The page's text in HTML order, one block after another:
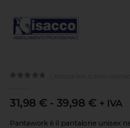
31,98 € - 39,98 € + IVA
Pantawork è il pantalone unisex